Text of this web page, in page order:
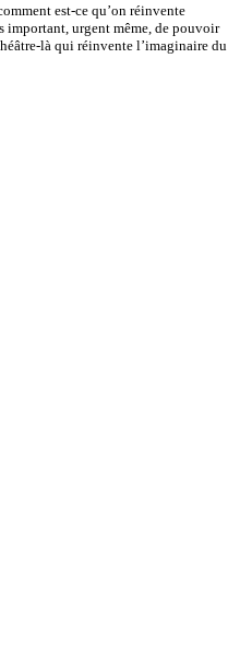
est-ce qu’on réinvente
important, urgent même, de pouvoir
là qui réinvente l’imaginaire du